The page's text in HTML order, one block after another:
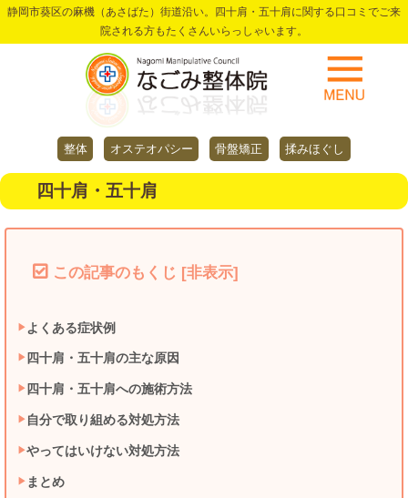
静岡市葵区の麻機（あさばた）街道沿い。四十肩・五十肩に関する口コミでご来
院される方もたくさんいらっしゃいます。
整体 オステオパシー 骨盤矯正 揉みほぐし
四十肩・五十肩
この記事のもくじ [非表示]
よくある症状例
四十肩・五十肩の主な原因
四十肩・五十肩への施術方法
自分で取り組める対処方法
やってはいけない対処方法
まとめ